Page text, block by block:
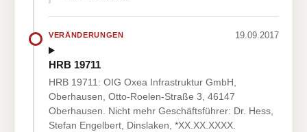
VERÄNDERUNGEN 19.09.2017
HRB 19711
HRB 19711: OIG Oxea Infrastruktur GmbH,
Oberhausen, Otto-Roelen-Straße 3, 46147
Oberhausen. Nicht mehr Geschäftsführer: Dr. Hess,
Stefan Engelbert, Dinslaken, *XX.XX.XXXX.